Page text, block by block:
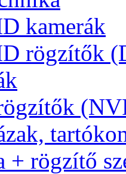
kamerák
rögzítők
+ rögzítő